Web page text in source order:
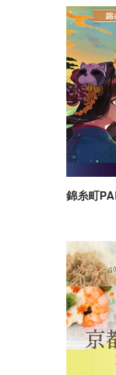
錦糸町